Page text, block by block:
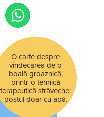
O carte despre
vindecarea de o
boală groaznică,
printr-o tehnică
terapeutică străveche:
postul doar cu apă.